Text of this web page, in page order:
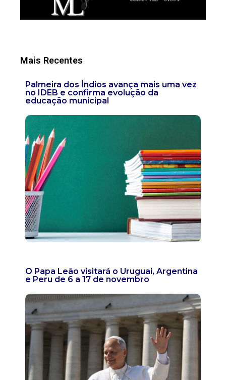
Mais Recentes
Palmeira dos Índios avança mais uma vez
no IDEB e confirma evolução da
educação municipal
O Papa Leão visitará o Uruguai, Argentina
e Peru de 6 a 17 de novembro